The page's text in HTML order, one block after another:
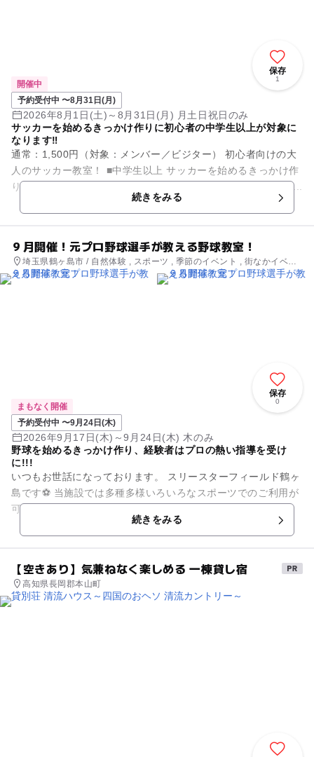
保存
1
開催中
予約受付中 〜8月31日(月)
2026年8月1日(土)～8月31日(月) 月土日祝日のみ
サッカーを始めるきっかけ作りに初心者の中学生以上が対象に
なります‼
通常：1,500円（対象：メンバー／ビジター） 初心者向けの大
人のサッカー教室！ ■中学生以上 サッカーを始めるきっかけ作
り！ コーチが優しい声掛けでレッスンを行います！ これから...
続きをみる
９月開催！元プロ野球選手が教える野球教室！
埼玉県鶴ヶ島市 / 自然体験 , スポーツ , 季節のイベント , 街なかイベン
ト , ミニイベント
保存
0
まもなく開催
予約受付中 〜9月24日(木)
2026年9月17日(木)～9月24日(木) 木のみ
野球を始めるきっかけ作り、経験者はプロの熱い指導を受け
に!!!
いつもお世話になっております。 スリースターフィールド鶴ヶ
島です⚽️ 当施設では多種多様いろいろなスポーツでのご利用が
可能になります❗️ グランドゴルフ、ドローン、ラグビー、ラク
続きをみる
【空きあり】気兼ねなく楽しめる 一棟貸し宿
高知県長岡郡本山町